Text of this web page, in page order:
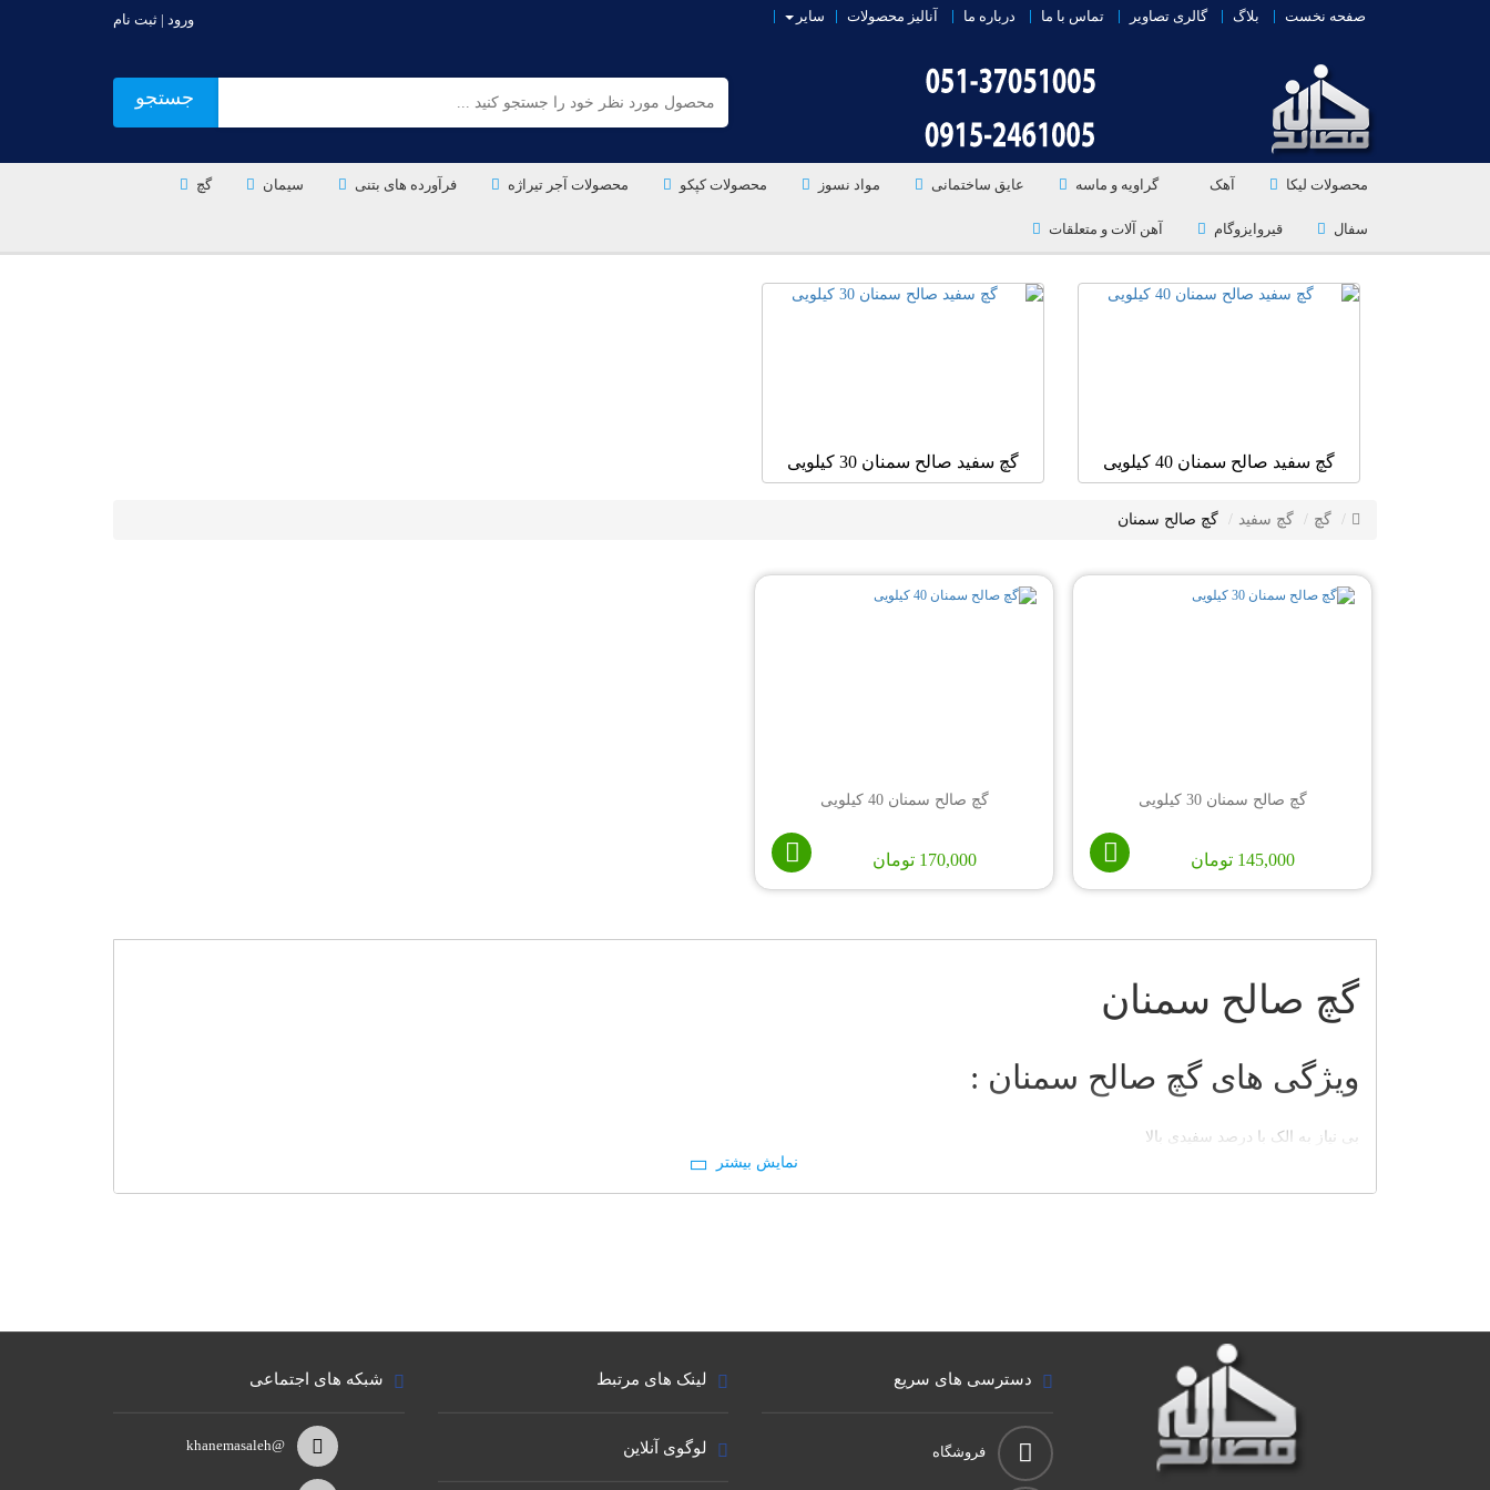
صفحه نخست بلاگ گالری تصاویر تماس با ما درباره ما آنالیز محصولات سایر ورود | ثبت نام
جستجو
محصولات لیکا آهک گراویه و ماسه عایق ساختمانی مواد نسوز محصولات کپکو محصولات آجر تیراژه فرآورده های بتنی سیمان گچ
سفال قیروایزوگام آهن آلات و متعلقات
گچ سفید صالح سمنان 40 کیلویی گچ سفید صالح سمنان 30 کیلویی
گچ گچ سفید گچ صالح سمنان
گچ صالح سمنان 30 کیلویی
145,000 تومان
گچ صالح سمنان 40 کیلویی
170,000 تومان
گچ صالح سمنان
ویژگی های گچ صالح سمنان :
بی نیاز به الک با درصد سفیدی بالا
مشخصات شیمیایی و فیزیکی گچ سفید صالح سمناندسترسی های سریع
فروشگاه
لینک های مرتبط
لوگوی آنلاین
شبکه های اجتماعی
@khanemasaleh